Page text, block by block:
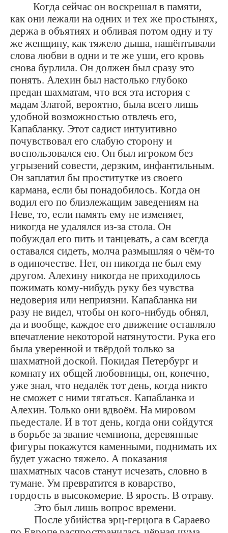
Когда сейчас он воскрешал в памяти,
как они лежали на одних и тех же простынях,
держа в объятиях и обливая потом одну и ту
же женщину, как тяжело дыша, нашёптывали
слова любви в одни и те же уши, его кровь
снова бурлила. Он должен был сразу это
понять. Алехин был настолько глубоко
предан шахматам, что вся эта история с
мадам Златой, вероятно, была всего лишь
удобной возможностью отвлечь его,
Капабланку. Этот садист интуитивно
почувствовал его слабую сторону и
воспользовался ею. Он был игроком без
угрызений совести, дерзким, инфантильным.
Он заплатил бы проститутке из своего
кармана, если бы понадобилось. Когда он
водил его по близлежащим заведениям на
Неве, то, если память ему не изменяет,
никогда не удалялся из-за стола. Он
побуждал его пить и танцевать, а сам всегда
оставался сидеть, молча размышляя о чём-то
в одиночестве. Нет, он никогда не был ему
другом. Алехину никогда не приходилось
пожимать кому-нибудь руку без чувства
недоверия или неприязни. Капабланка ни
разу не видел, чтобы он кого-нибудь обнял,
да и вообще, каждое его движение оставляло
впечатление некоторой натянутости. Рука его
была уверенной и твёрдой только за
шахматной доской. Покидая Петербург и
комнату их общей любовницы, он, конечно,
уже знал, что недалёк тот день, когда никто
не сможет с ними тягаться. Капабланка и
Алехин. Только они вдвоём. На мировом
пьедестале. И в тот день, когда они сойдутся
в борьбе за звание чемпиона, деревянные
фигуры покажутся каменными, поднимать их
будет ужасно тяжело. А показания
шахматных часов станут исчезать, словно в
тумане. Ум превратится в коварство,
гордость в высокомерие. В ярость. В отраву.
Это был лишь вопрос времени.
После убийства эрц-герцога в Сараево